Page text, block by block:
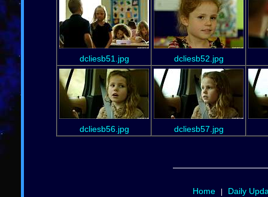
dcliesb51.jpg dcliesb52.jpg
dcliesb56.jpg dcliesb57.jpg
Home| Daily